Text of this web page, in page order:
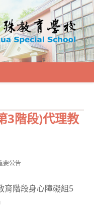
3階段)代理教
要公告
育階段身心障礙組5